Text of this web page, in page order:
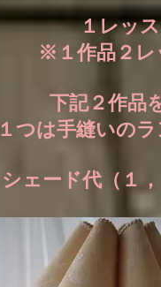
１レッ
※１作品２レ
下記２作品
１つは手縫いの
シェード代（１